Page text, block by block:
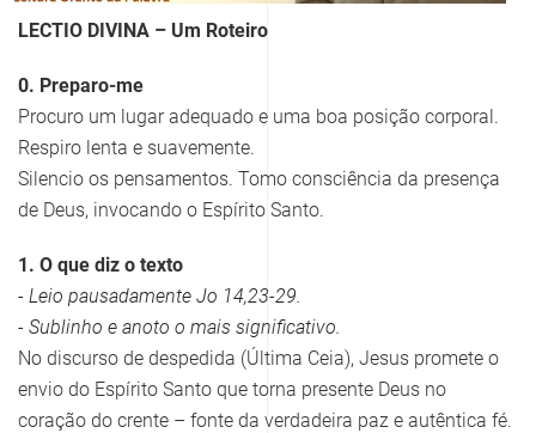
LECTIO DIVINA – Um Roteiro
0. Preparo-me
Procuro um lugar adequado e uma boa posição corporal.
Respiro lenta e suavemente.
Silencio os pensamentos. Tomo consciência da presença
de Deus, invocando o Espírito Santo.
1. O que diz o texto
- Leio pausadamente Jo 14,23-29.
- Sublinho e anoto o mais significativo.
No discurso de despedida (Última Ceia), Jesus promete o
envio do Espírito Santo que torna presente Deus no
coração do crente – fonte da verdadeira paz e autêntica fé.